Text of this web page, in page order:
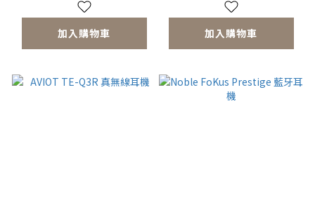
加入購物車 加入購物車